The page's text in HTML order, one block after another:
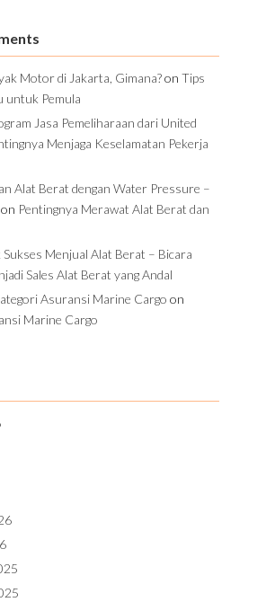
Motor di Jakarta, Gimana?on Tips
untuk Pemula
Jasa Pemeliharaan dari United
Menjaga Keselamatan Pekerja
Alat Berat dengan Water Pressure –
on Pentingnya Merawat Alat Berat dan
Menjual Alat Berat – Bicara
Sales Alat Berat yang Andal
Asuransi Marine Cargo on
Marine Cargo